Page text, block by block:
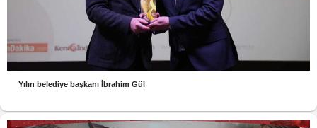
Yılın belediye başkanı İbrahim Gül